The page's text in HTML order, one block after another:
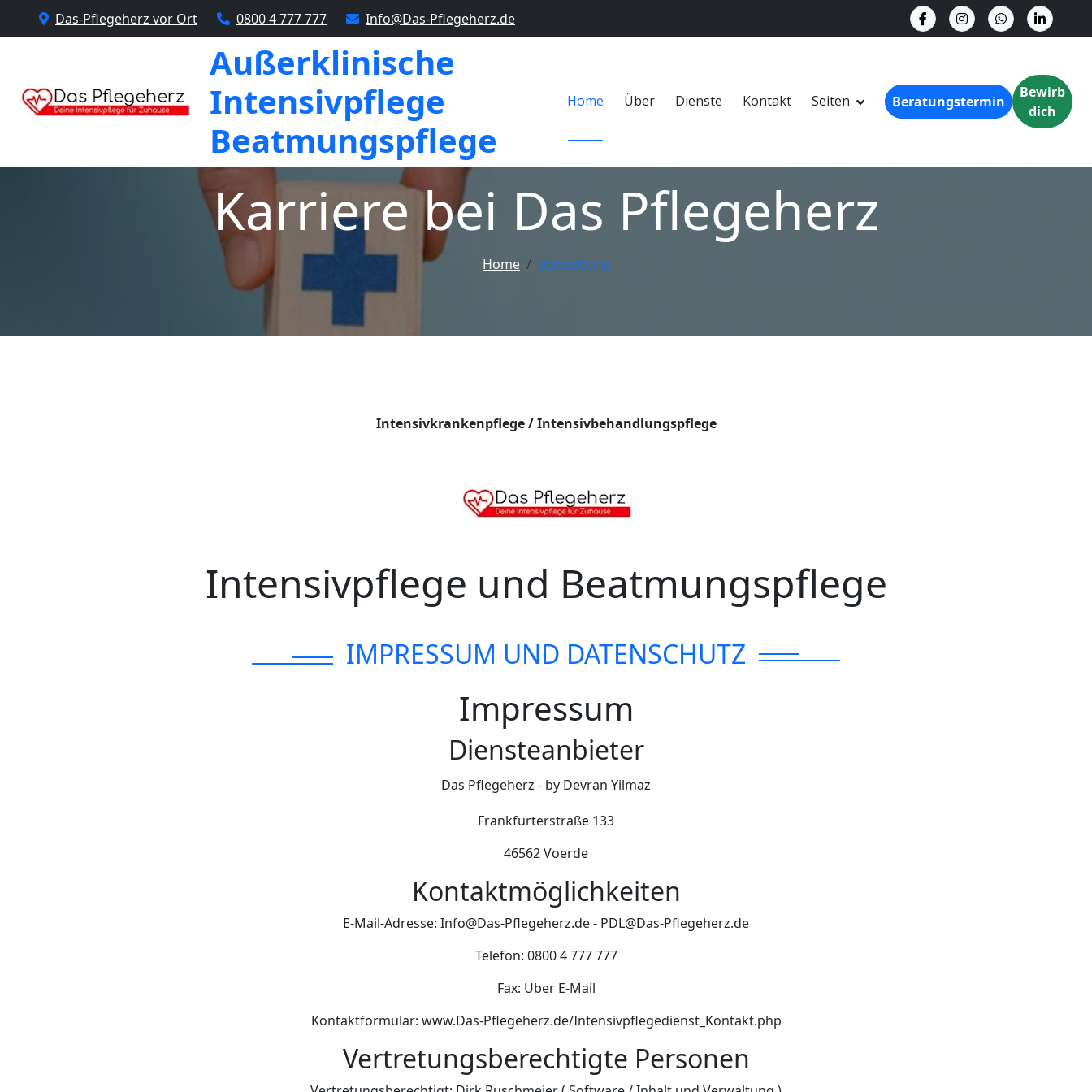
Das-Pflegeherz vor Ort 0800 4 777 777 Info@Das-Pflegeherz.de
Außerklinische
Intensivpflege
Beatmungspflege
Home Über Dienste Kontakt Seiten Beratungstermin
Bewirb
dich
Karriere bei Das Pflegeherz
Home Bewerbung
Intensivkrankenpflege / Intensivbehandlungspflege
Intensivpflege und Beatmungspflege
IMPRESSUM UND DATENSCHUTZ
Impressum
Diensteanbieter
Das Pflegeherz - by Devran Yilmaz
Frankfurterstraße 133
46562 Voerde
Kontaktmöglichkeiten
E-Mail-Adresse: Info@Das-Pflegeherz.de - PDL@Das-Pflegeherz.de
Telefon: 0800 4 777 777
Fax: Über E-Mail
Kontaktformular: www.Das-Pflegeherz.de/Intensivpflegedienst_Kontakt.php
Vertretungsberechtigte Personen